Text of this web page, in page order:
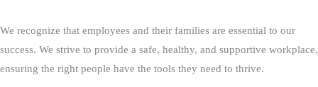
We recognize that employees and their families are essential to our
success. We strive to provide a safe, healthy, and supportive workplace,
ensuring the right people have the tools they need to thrive.